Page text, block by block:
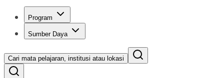
Program
Sumber Daya
Cari mata pelajaran, institusi atau lokasi